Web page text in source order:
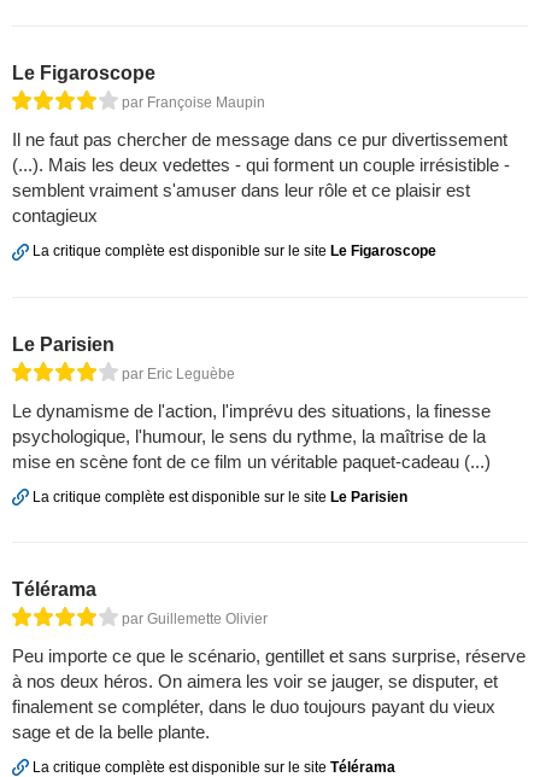
Le Figaroscope
par Françoise Maupin
Il ne faut pas chercher de message dans ce pur divertissement
(...). Mais les deux vedettes - qui forment un couple irrésistible -
semblent vraiment s'amuser dans leur rôle et ce plaisir est
contagieux
La critique complète est disponible sur le site Le Figaroscope
Le Parisien
par Eric Leguèbe
Le dynamisme de l'action, l'imprévu des situations, la finesse
psychologique, l'humour, le sens du rythme, la maîtrise de la
mise en scène font de ce film un véritable paquet-cadeau (...)
La critique complète est disponible sur le site Le Parisien
Télérama
par Guillemette Olivier
Peu importe ce que le scénario, gentillet et sans surprise, réserve
à nos deux héros. On aimera les voir se jauger, se disputer, et
finalement se compléter, dans le duo toujours payant du vieux
sage et de la belle plante.
La critique complète est disponible sur le site Télérama